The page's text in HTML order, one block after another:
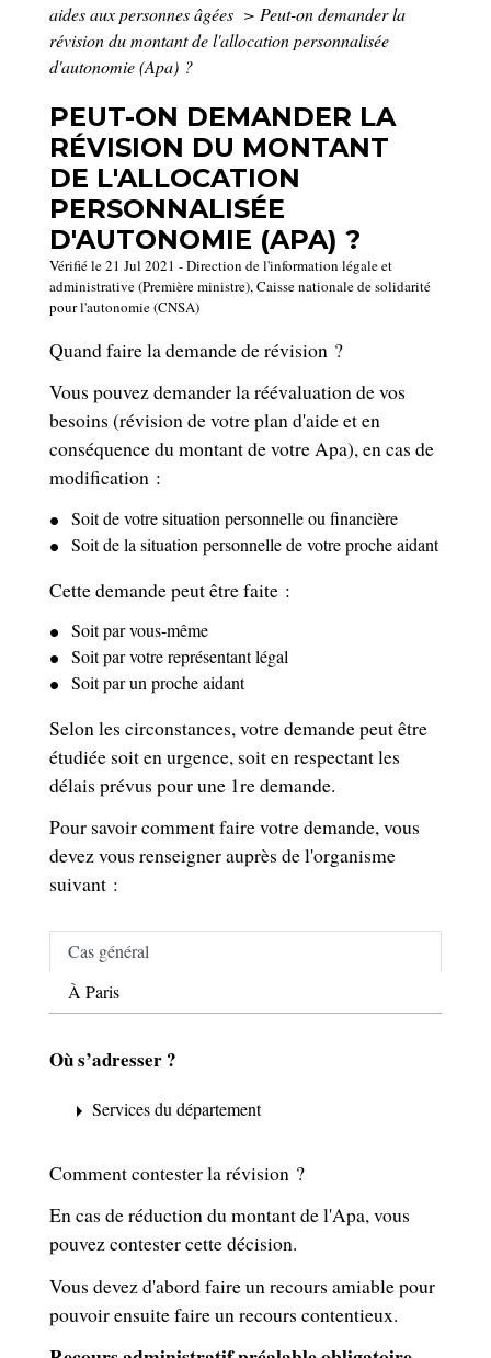
aides aux personnes âgées > Peut-on demander la
révision du montant de l'allocation personnalisée
d'autonomie (Apa) ?
PEUT-ON DEMANDER LA
RÉVISION DU MONTANT
DE L'ALLOCATION
PERSONNALISÉE
D'AUTONOMIE (APA) ?
Vérifié le 21 Jul 2021 - Direction de l'information légale et
administrative (Première ministre), Caisse nationale de solidarité
pour l'autonomie (CNSA)
Quand faire la demande de révision ?
Vous pouvez demander la réévaluation de vos
besoins (révision de votre plan d'aide et en
conséquence du montant de votre Apa), en cas de
modification :
Soit de votre situation personnelle ou financière
Soit de la situation personnelle de votre proche aidant
Cette demande peut être faite :
Soit par vous-même
Soit par votre représentant légal
Soit par un proche aidant
Selon les circonstances, votre demande peut être
étudiée soit en urgence, soit en respectant les
délais prévus pour une 1redemande.
Pour savoir comment faire votre demande, vous
devez vous renseigner auprès de l'organisme
suivant :
Cas général
À Paris
Où s’adresser ?
arrow_right Services du département
Comment contester la révision ?
En cas de réduction du montant de l'Apa, vous
pouvez contester cette décision.
Vous devez d'abord faire un recours amiable pour
pouvoir ensuite faire un recours contentieux.